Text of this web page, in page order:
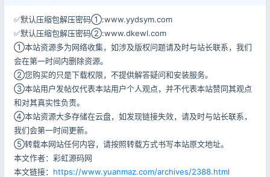
✅默认压缩包解压密码①:www.yydsym.com
✅默认压缩包解压密码②:www.dkewl.com
①本站资源多为网络收集，如涉及版权问题请及时与站长联系，我们
会在第一时间内删除资源。
②您购买的只是下载权限，不提供解答疑问和安装服务。
③本站用户发帖仅代表本站用户个人观点，并不代表本站赞同其观点
和对其真实性负责。
④本站资源大多存储在云盘，如发现链接失效，请及时与站长联系，
我们会第一时间更新。
⑤转载本网站任何内容，请按照转载方式书写本站原文地址。
本文作者：彩虹源码网
本文链接： https://www.yuanmaz.com/archives/2388.html